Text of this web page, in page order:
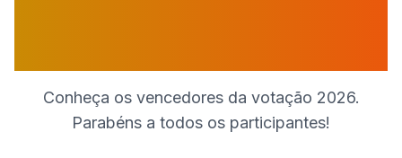
Conheça os vencedores da votação 2026.
Parabéns a todos os participantes!